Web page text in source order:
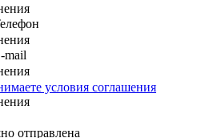
mail
условия соглашения
отправлена